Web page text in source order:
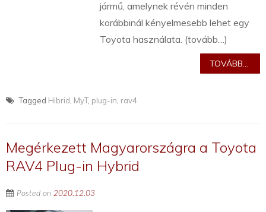
jármű, amelynek révén minden
korábbinál kényelmesebb lehet egy
Toyota használata. (tovább…)
TOVÁBB...
Tagged Hibrid MyT, plug-in rav4
Megérkezett Magyarországra a Toyota
RAV4 Plug-in Hybrid
Posted on 2020.12.03